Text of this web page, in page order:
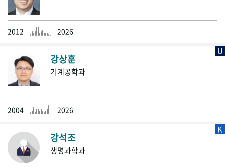
2012 2026
강상훈
기계공학과
2004 2026
U
강석조
생명과학과
K